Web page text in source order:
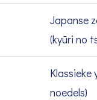
Japanse
(kyūri no
Klassieke
noedels)